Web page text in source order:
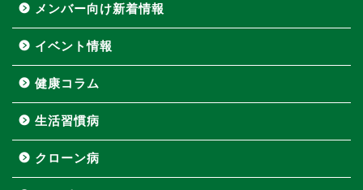
メンバー向け新着情報
イベント情報
健康コラム
生活習慣病
クローン病